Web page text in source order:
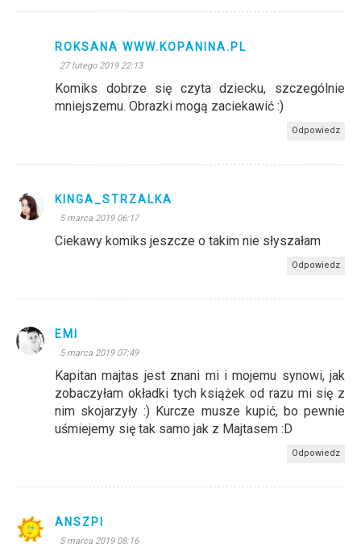
ROKSANA WWW.KOPANINA.PL
27 lutego 2019 22:13
Komiks dobrze się czyta dziecku, szczególnie
mniejszemu. Obrazki mogą zaciekawić :)
Odpowiedz
KINGA_STRZALKA
5 marca 2019 06:17
Ciekawy komiks jeszcze o takim nie słyszałam
Odpowiedz
EMI
5 marca 2019 07:49
Kapitan majtas jest znani mi i mojemu synowi, jak
zobaczyłam okładki tych książek od razu mi się z
nim skojarzyły :) Kurcze musze kupić, bo pewnie
uśmiejemy się tak samo jak z Majtasem :D
Odpowiedz
ANSZPI
5 marca 2019 08:16